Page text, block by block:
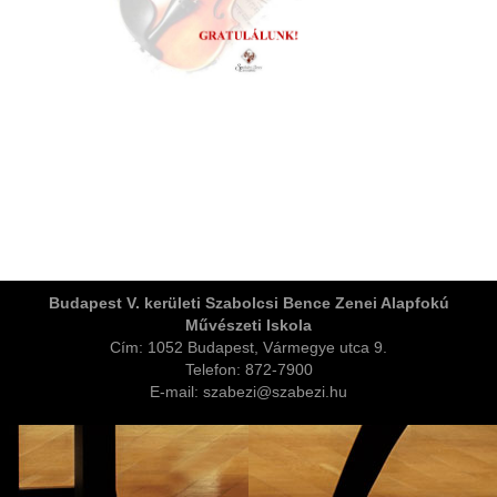
Budapest V. kerületi Szabolcsi Bence Zenei Alapfokú
Művészeti Iskola
Cím: 1052 Budapest, Vármegye utca 9.
Telefon: 872-7900
E-mail: szabezi@szabezi.hu